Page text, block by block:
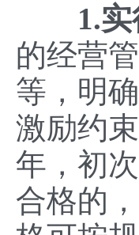
1.实
的经营
等，明
激励约
年，初
合格的